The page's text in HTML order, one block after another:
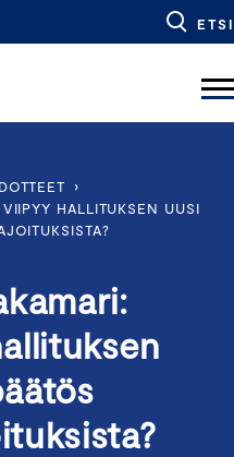
ETSI
›
HALLITUKSEN UUSI